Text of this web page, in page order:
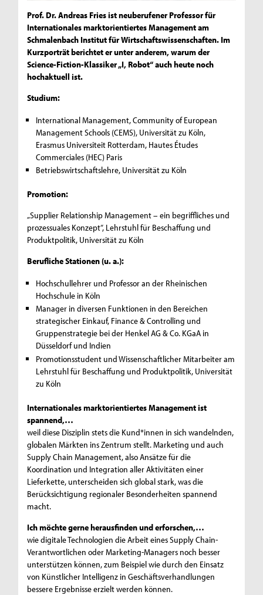
Prof. Dr. Andreas Fries ist neuberufener Professor für
Internationales marktorientiertes Management am
Schmalenbach Institut für Wirtschaftswissenschaften. Im
Kurzporträt berichtet er unter anderem, warum der
Science-Fiction-Klassiker „I, Robot“ auch heute noch
hochaktuell ist.
Studium:
International Management, Community of European
Management Schools (CEMS), Universität zu Köln,
Erasmus Universiteit Rotterdam, Hautes Études
Commerciales (HEC) Paris
Betriebswirtschaftslehre, Universität zu Köln
Promotion:
„Supplier Relationship Management – ein begriffliches und
prozessuales Konzept“, Lehrstuhl für Beschaffung und
Produktpolitik, Universität zu Köln
Berufliche Stationen (u. a.):
Hochschullehrer und Professor an der Rheinischen
Hochschule in Köln
Manager in diversen Funktionen in den Bereichen
strategischer Einkauf, Finance & Controlling und
Gruppenstrategie bei der Henkel AG & Co. KGaA in
Düsseldorf und Indien
Promotionsstudent und Wissenschaftlicher Mitarbeiter am
Lehrstuhl für Beschaffung und Produktpolitik, Universität
zu Köln
Internationales marktorientiertes Management ist
spannend,…
weil diese Disziplin stets die Kund*innen in sich wandelnden,
globalen Märkten ins Zentrum stellt. Marketing und auch
Supply Chain Management, also Ansätze für die
Koordination und Integration aller Aktivitäten einer
Lieferkette, unterscheiden sich global stark, was die
Berücksichtigung regionaler Besonderheiten spannend
macht.
Ich möchte gerne herausfinden und erforschen,…
wie digitale Technologien die Arbeit eines Supply Chain-
Verantwortlichen oder Marketing-Managers noch besser
unterstützen können, zum Beispiel wie durch den Einsatz
von Künstlicher Intelligenz in Geschäftsverhandlungen
bessere Ergebnisse erzielt werden können.